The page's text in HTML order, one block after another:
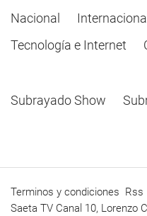
Nacional
Tecnología e Internet
Subrayado Show
Terminos y condiciones Rss
Saeta TV Canal 10, Lorenzo